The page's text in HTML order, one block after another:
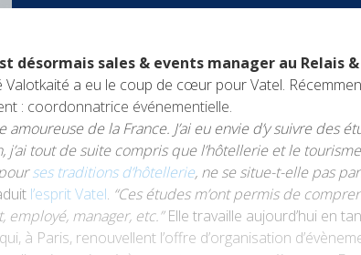
désormais sales & events manager au Relais
a eu le coup de cœur pour Vatel.
: coordonnatrice événementielle.
de la France. J’ai eu envie d’y suivre des
j’ai tout de suite compris que l’hôtellerie et le
ses traditions d’hôtellerie, ne se situe-t-elle pas
l’esprit Vatel. “Ces études m’ont permis de
manager, etc.”Elle travaille aujourd’hui en
à Paris, renouvellent l’offre d’organisation